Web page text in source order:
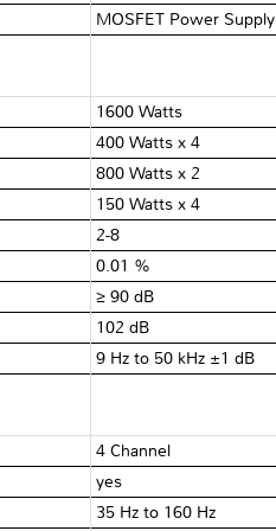
MOSFET Power Supply
1600 Watts
400 Watts x 4
800 Watts x 2
150 Watts x 4
2-8 Ω
0.01 %
≥ 90 dB
102 dB
9 Hz to 50 kHz ±1 dB
4 Channel
yes
35 Hz to 160 Hz